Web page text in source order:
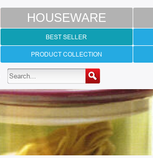
HOUSEWARE
BEST SELLER
PRODUCT COLLECTION